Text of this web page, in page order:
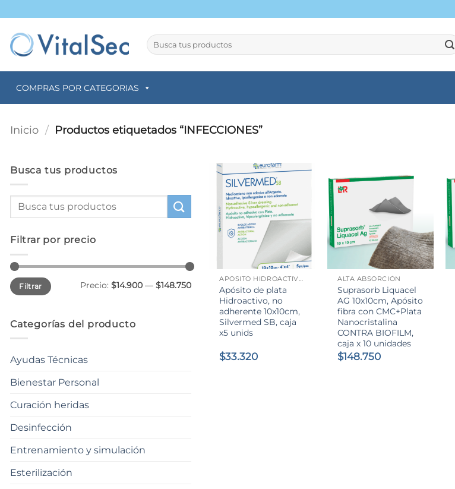
al
contenido
Buscar
por:
COMPRAS POR CATEGORIAS
Inicio / Productos etiquetados “INFECCIONES”
Busca tus productos
Filtrar por precio
Precio
mínimo
Precio
máximo
Filtrar Precio: $14.900 — $148.750
Categorías del producto
Ayudas Técnicas
Bienestar Personal
Curación heridas
Desinfección
Entrenamiento y simulación
Esterilización
APÓSITO HIDROACTIVO CON PLATA
Apósito de plata
Hidroactivo, no
adherente 10x10cm,
Silvermed SB, caja
x5 unids
$33.320
ALTA ABSORCIÓN
Suprasorb Liquacel
AG 10x10cm, Apósito
fibra con CMC+Plata
Nanocristalina
CONTRA BIOFILM,
caja x 10 unidades
$148.750